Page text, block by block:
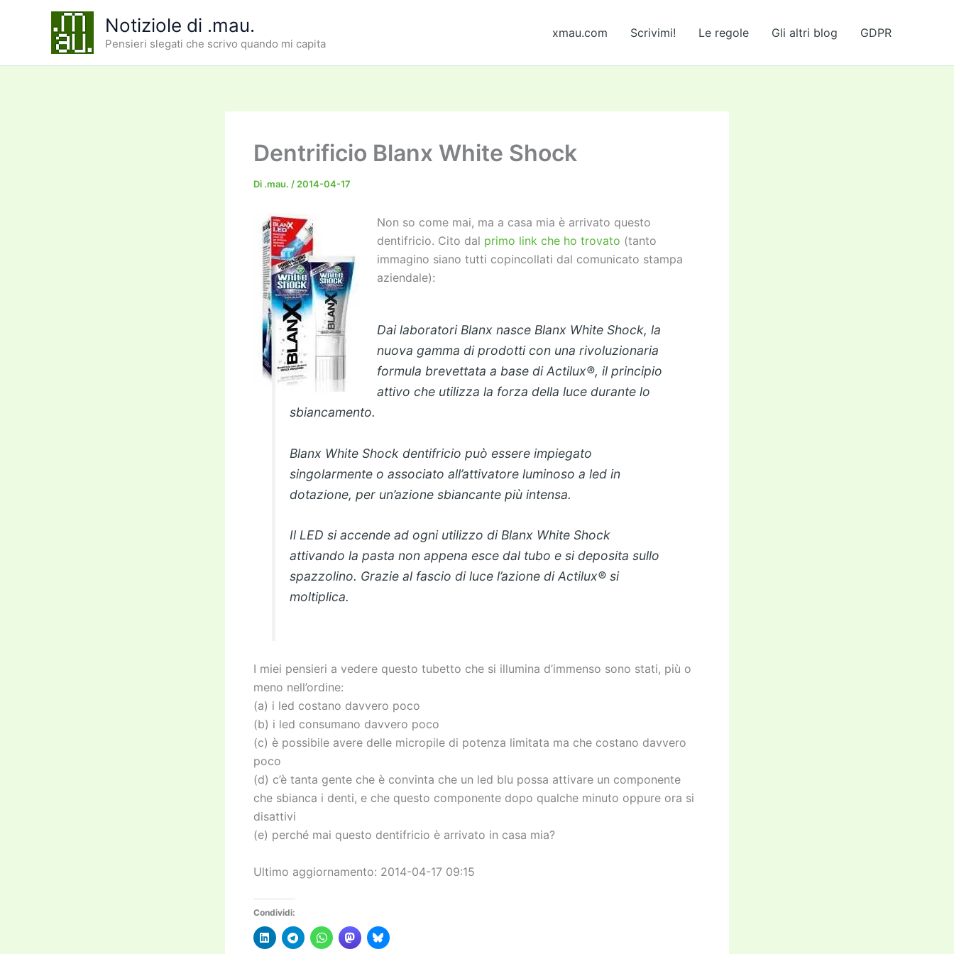
Notiziole di .mau.
Pensieri slegati che scrivo quando mi capita
xmau.com Scrivimi! Le regole Gli altri blog GDPR
Dentrificio Blanx White Shock
Di .mau. / 2014-04-17
Non so come mai, ma a casa mia è arrivato questo
dentifricio. Cito dal primo link che ho trovato (tanto
immagino siano tutti copincollati dal comunicato stampa
aziendale):
Dai laboratori Blanx nasce Blanx White Shock, la
nuova gamma di prodotti con una rivoluzionaria
formula brevettata a base di Actilux®, il principio
attivo che utilizza la forza della luce durante lo
sbiancamento.
Blanx White Shock dentifricio può essere impiegato
singolarmente o associato all’attivatore luminoso a led in
dotazione, per un’azione sbiancante più intensa.
Il LED si accende ad ogni utilizzo di Blanx White Shock
attivando la pasta non appena esce dal tubo e si deposita sullo
spazzolino. Grazie al fascio di luce l’azione di Actilux® si
moltiplica.
I miei pensieri a vedere questo tubetto che si illumina d’immenso sono stati, più o
meno nell’ordine:
(a) i led costano davvero poco
(b) i led consumano davvero poco
(c) è possibile avere delle micropile di potenza limitata ma che costano davvero
poco
(d) c’è tanta gente che è convinta che un led blu possa attivare un componente
che sbianca i denti, e che questo componente dopo qualche minuto oppure ora si
disattivi
(e) perché mai questo dentifricio è arrivato in casa mia?
Ultimo aggiornamento: 2014-04-17 09:15
Condividi: